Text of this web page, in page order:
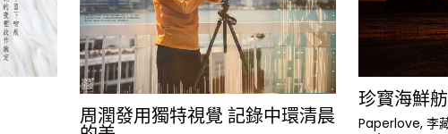
周潤發用獨特視覺 記錄中環清晨
珍寳海鮮
Paperlove,李